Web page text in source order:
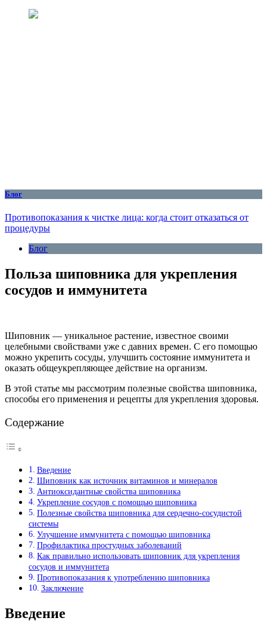
Блог
Противопоказания к чистке лица: когда стоит отказаться от
процедуры
Блог
Польза шиповника для укрепления
сосудов и иммунитета
Шиповник — уникальное растение, известное своими
целебными свойствами уже с давних времен. С его помощью
можно укрепить сосуды, улучшить состояние иммунитета и
оказать общеукрепляющее действие на организм.
В этой статье мы рассмотрим полезные свойства шиповника,
способы его применения и рецепты для укрепления здоровья.
Содержание
Введение
Шиповник как источник витаминов и минералов
Антиоксидантные свойства шиповника
Укрепление сосудов с помощью шиповника
Полезные свойства шиповника для сердечно-сосудистой
системы
Улучшение иммунитета с помощью шиповника
Профилактика простудных заболеваний
Как правильно использовать шиповник для укрепления
сосудов и иммунитета
Противопоказания к употреблению шиповника
Заключение
Введение